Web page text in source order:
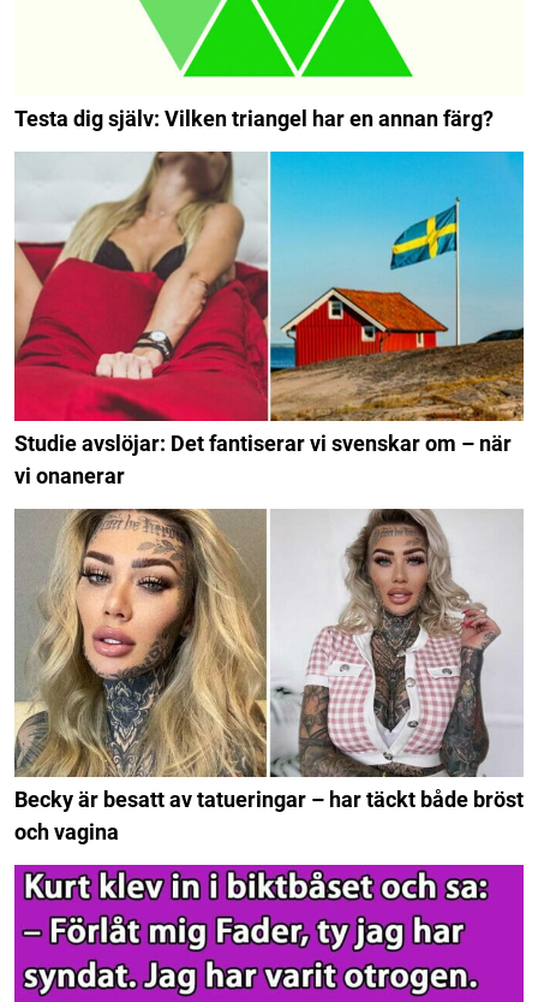
Testa dig själv: Vilken triangel har en annan färg?
Studie avslöjar: Det fantiserar vi svenskar om – när
vi onanerar
Becky är besatt av tatueringar – har täckt både bröst
och vagina